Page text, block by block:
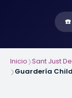
☎️
Inicio❯Sant Just
❯Guardería